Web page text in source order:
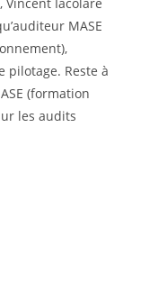
MASE
pilotage. Reste à
(formation
les audits